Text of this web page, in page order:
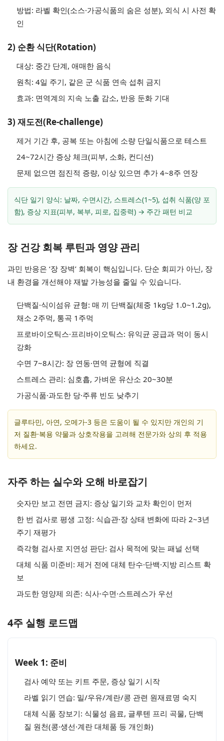
방법: 라벨 확인(소스·가공식품의 숨은 성분), 외식 시 사전 확
인
2) 순환 식단(Rotation)
대상: 중간 단계, 애매한 음식
원칙: 4일 주기, 같은 군 식품 연속 섭취 금지
효과: 면역계의 지속 노출 감소, 반응 둔화 기대
3) 재도전(Re-challenge)
제거 기간 후, 공복 또는 아침에 소량 단일식품으로 테스트
24~72시간 증상 체크(피부, 소화, 컨디션)
문제 없으면 점진적 증량, 이상 있으면 추가 4~8주 연장
식단 일기 양식: 날짜, 수면시간, 스트레스(1~5), 섭취 식품(양 포
함), 증상 지표(피부, 복부, 피로, 집중력) → 주간 패턴 비교
장 건강 회복 루틴과 영양 관리
과민 반응은 ‘장 장벽’ 회복이 핵심입니다. 단순 회피가 아닌, 장
내 환경을 개선해야 재발 가능성을 줄일 수 있습니다.
단백질·식이섬유 균형: 매 끼 단백질(체중 1kg당 1.0~1.2g),
채소 2주먹, 통곡 1주먹
프로바이오틱스·프리바이오틱스: 유익균 공급과 먹이 동시
강화
수면 7~8시간: 장 연동·면역 균형에 직결
스트레스 관리: 심호흡, 가벼운 유산소 20~30분
가공식품·과도한 당·주류 빈도 낮추기
글루타민, 아연, 오메가-3 등은 도움이 될 수 있지만 개인의 기
저 질환·복용 약물과 상호작용을 고려해 전문가와 상의 후 적용
하세요.
자주 하는 실수와 오해 바로잡기
숫자만 보고 전면 금지: 증상 일기와 교차 확인이 먼저
한 번 검사로 평생 고정: 식습관·장 상태 변화에 따라 2~3년
주기 재평가
즉각형 검사로 지연성 판단: 검사 목적에 맞는 패널 선택
대체 식품 미준비: 제거 전에 대체 탄수·단백·지방 리스트 확
보
과도한 영양제 의존: 식사·수면·스트레스가 우선
4주 실행 로드맵
Week 1: 준비
검사 예약 또는 키트 주문, 증상 일기 시작
라벨 읽기 연습: 밀/우유/계란/콩 관련 원재료명 숙지
대체 식품 장보기: 식물성 음료, 글루텐 프리 곡물, 단백
질 원천(콩·생선·계란 대체품 등 개인화)